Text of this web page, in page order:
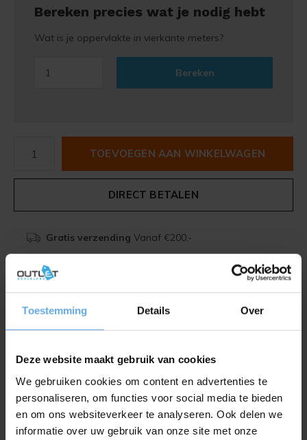
Toestemming Details Over
Deze website maakt gebruik van cookies
We gebruiken cookies om content en advertenties te
personaliseren, om functies voor social media te bieden
en om ons websiteverkeer te analyseren. Ook delen we
informatie over uw gebruik van onze site met onze
Bereken precies wat je nodig hebt
Wat is je oppervlakte in vierkante meters?
Bereken
TOEVOEGEN AAN WINKELWAGEN
DIRECT BETALEN
Gratis verzending Vanaf €200,-
Delen
Toevoegen aan vergelijking
Productomschrijving